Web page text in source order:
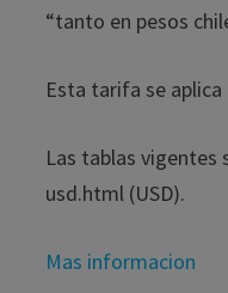
“tanto en pesos
Esta tarifa se
Las tablas
usd.html (USD).
Mas informacion